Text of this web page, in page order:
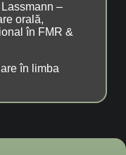
–
orală,
în FMR &
în limba